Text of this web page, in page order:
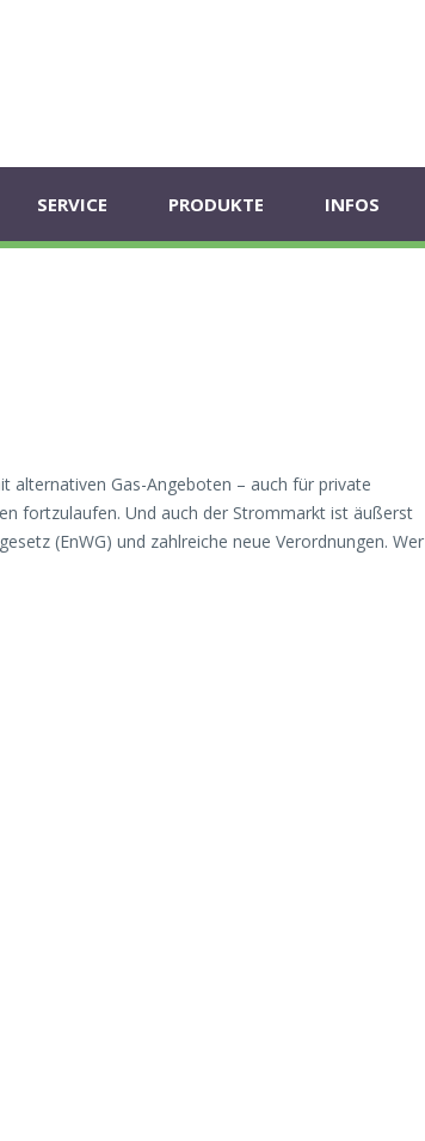
SERVICE PRODUKTE INFOS
alternativen Gas-Angeboten – auch für private
fortzulaufen. Und auch der Strommarkt ist äußerst
(EnWG) und zahlreiche neue Verordnungen. Wer